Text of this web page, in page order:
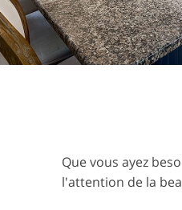
Services de retouche de
produits
Que vous ayez
l'attention de la